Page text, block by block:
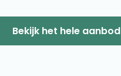
Bekijk het hele aanbod